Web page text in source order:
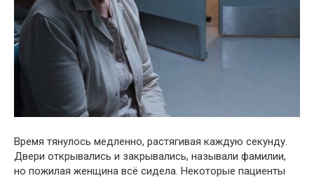
Время тянулось медленно, растягивая каждую секунду.
Двери открывались и закрывались, называли фамилии,
но пожилая женщина всё сидела. Некоторые пациенты